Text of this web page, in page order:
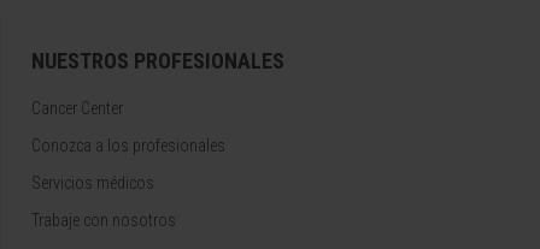
NUESTROS PROFESIONALES
Cancer Center
Conozca a los profesionales
Servicios médicos
Trabaje con nosotros